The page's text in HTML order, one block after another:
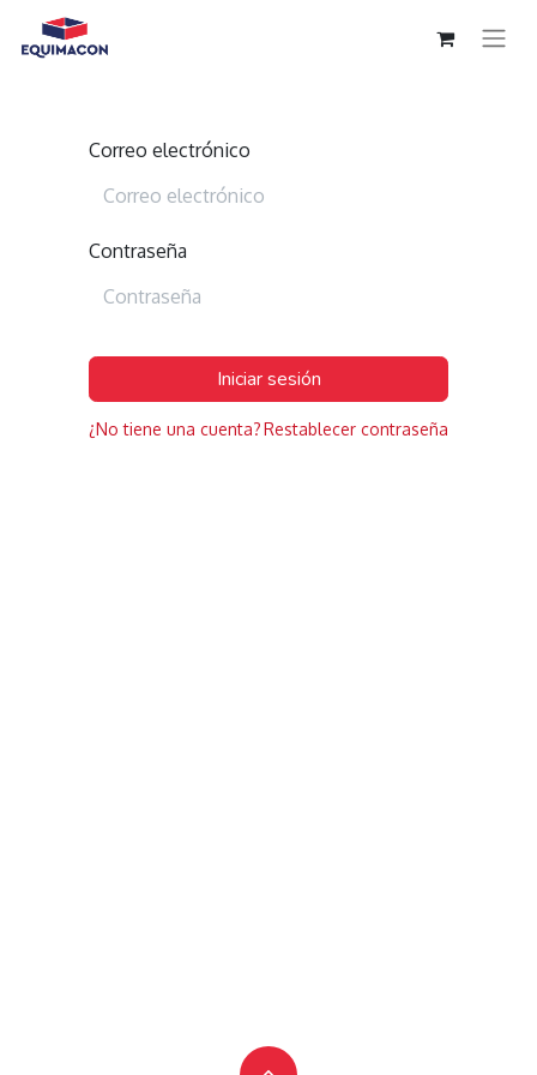
Correo electrónico
Contraseña
Iniciar sesión
¿No tiene una cuenta?Restablecer contraseña